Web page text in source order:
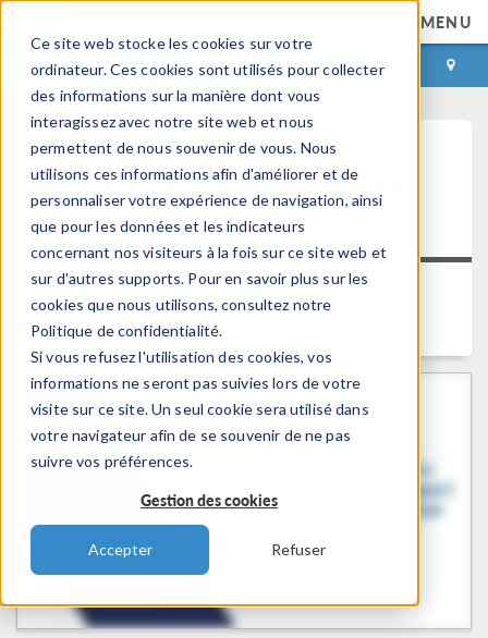
Ce site web stocke les cookies sur votre
ordinateur. Ces cookies sont utilisés pour collecter
des informations sur la manière dont vous
interagissez avec notre site web et nous
permettent de nous souvenir de vous. Nous
utilisons ces informations afin d'améliorer et de
personnaliser votre expérience de navigation, ainsi
que pour les données et les indicateurs
concernant nos visiteurs à la fois sur ce site web et
sur d'autres supports. Pour en savoir plus sur les
cookies que nous utilisons, consultez notre
Politique de confidentialité.
Si vous refusez l'utilisation des cookies, vos
informations ne seront pas suivies lors de votre
visite sur ce site. Un seul cookie sera utilisé dans
votre navigateur afin de se souvenir de ne pas
suivre vos préférences.
Gestion des cookies
Accepter Refuser
MENU
CONNEXION CONTACT
Keynote: Modeling in Optics
Processing in Support of High-
Power Laser Systems
Retour aux videos
Durée: 22:11